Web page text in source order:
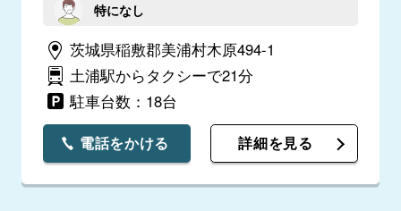
特になし
茨城県稲敷郡美浦村木原494-1
土浦駅からタクシーで21分
駐車台数：18台
電話をかける 詳細を見る